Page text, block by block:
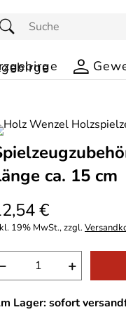
ca. 15 cm
€
19% MwSt., zzgl.
+
Lager: sofort